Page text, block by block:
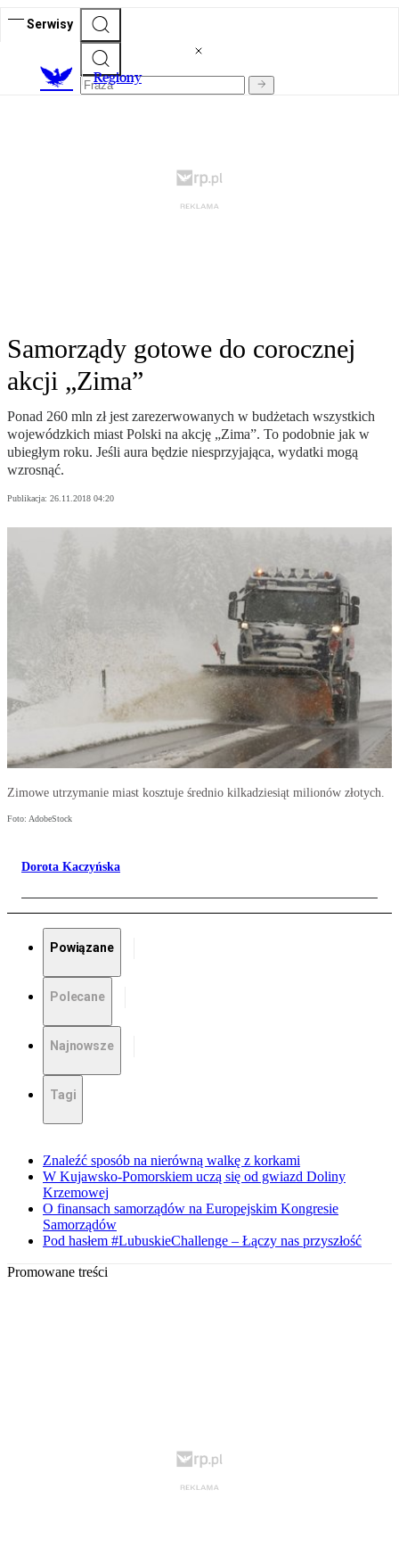
Serwisy
Regiony
Samorządy gotowe do corocznej
akcji „Zima”
Ponad 260 mln zł jest zarezerwowanych w budżetach wszystkich
wojewódzkich miast Polski na akcję „Zima”. To podobnie jak w
ubiegłym roku. Jeśli aura będzie niesprzyjająca, wydatki mogą
wzrosnąć.
Publikacja: 26.11.2018 04:20
Zimowe utrzymanie miast kosztuje średnio kilkadziesiąt milionów złotych.
Foto: AdobeStock
Dorota Kaczyńska
Powiązane
Polecane
Najnowsze
Tagi
Znaleźć sposób na nierówną walkę z korkami
W Kujawsko-Pomorskiem uczą się od gwiazd Doliny
Krzemowej
O finansach samorządów na Europejskim Kongresie
Samorządów
Pod hasłem #LubuskieChallenge – Łączy nas przyszłość
Promowane treści